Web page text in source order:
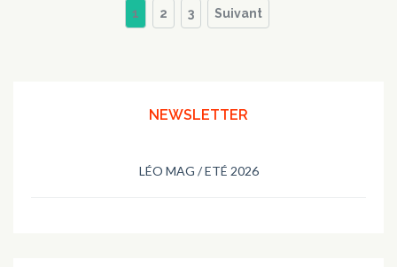
Page
1 Page
2 Page
3 Suivant
NEWSLETTER
LÉO MAG / ETÉ 2026